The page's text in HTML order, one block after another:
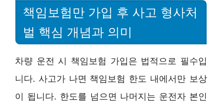
책임보험만 가입 후 사고 형사처
벌 핵심 개념과 의미
차량 운전 시 책임보험 가입은 법적으로 필수입
니다. 사고가 나면 책임보험 한도 내에서만 보상
이 됩니다. 한도를 넘으면 나머지는 운전자 본인